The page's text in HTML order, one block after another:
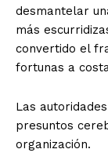
desmantelar
más
convertido el
fortunas a
​Las
presuntos
organización.